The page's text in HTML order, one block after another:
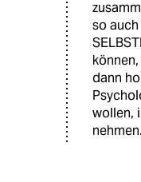
so
dann
wollen,
nehmen.